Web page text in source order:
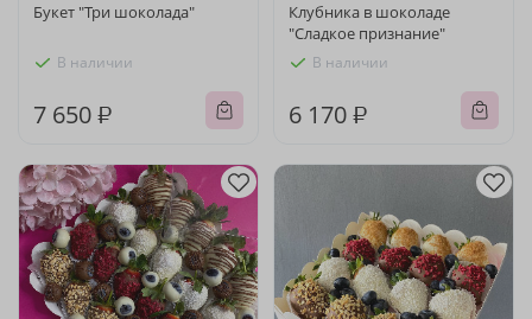
Букет "Три шоколада"
В наличии
7 650 ₽
Клубника в шоколаде
"Сладкое признание"
В наличии
6 170 ₽